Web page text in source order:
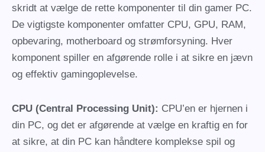
skridt at vælge de rette komponenter til din gamer PC.
De vigtigste komponenter omfatter CPU, GPU, RAM,
opbevaring, motherboard og strømforsyning. Hver
komponent spiller en afgørende rolle i at sikre en jævn
og effektiv gamingoplevelse.
CPU (Central Processing Unit): CPU’en er hjernen i
din PC, og det er afgørende at vælge en kraftig en for
at sikre, at din PC kan håndtere komplekse spil og